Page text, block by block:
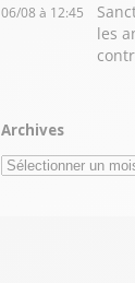
06/08 à 12:45
les
Archives
Archives